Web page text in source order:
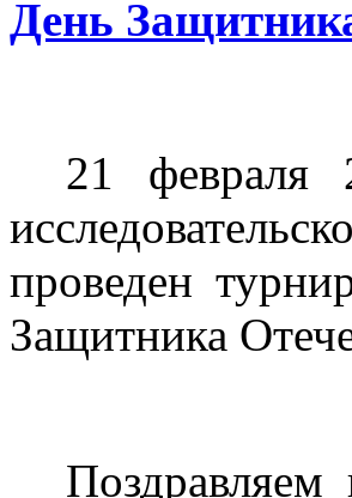
День
21 февраля
проведен
Защитника
Поздравляем